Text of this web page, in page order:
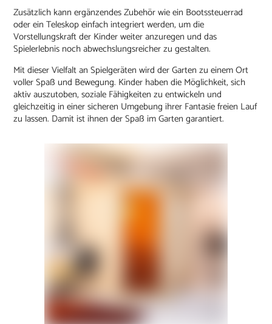
Zusätzlich kann ergänzendes Zubehör wie ein Bootssteuerrad
oder ein Teleskop einfach integriert werden, um die
Vorstellungskraft der Kinder weiter anzuregen und das
Spielerlebnis noch abwechslungsreicher zu gestalten.
Mit dieser Vielfalt an Spielgeräten wird der Garten zu einem Ort
voller Spaß und Bewegung. Kinder haben die Möglichkeit, sich
aktiv auszutoben, soziale Fähigkeiten zu entwickeln und
gleichzeitig in einer sicheren Umgebung ihrer Fantasie freien Lauf
zu lassen. Damit ist ihnen der Spaß im Garten garantiert.